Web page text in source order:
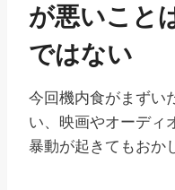
が悪いこと
ではない
今回機内食がまずい
い、映画やオーディ
暴動が起きてもおか